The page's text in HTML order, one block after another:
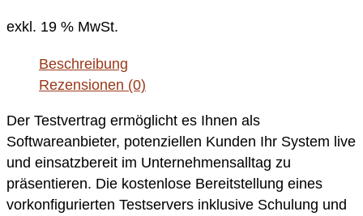
exkl. 19 % MwSt.
Beschreibung
Rezensionen (0)
Der Testvertrag ermöglicht es Ihnen als
Softwareanbieter, potenziellen Kunden Ihr System live
und einsatzbereit im Unternehmensalltag zu
präsentieren. Die kostenlose Bereitstellung eines
vorkonfigurierten Testservers inklusive Schulung und